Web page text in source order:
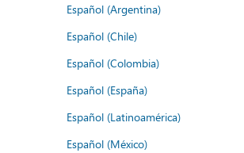
Español (Argentina)
Español (Chile)
Español (Colombia)
Español (España)
Español (Latinoamérica)
Español (México)